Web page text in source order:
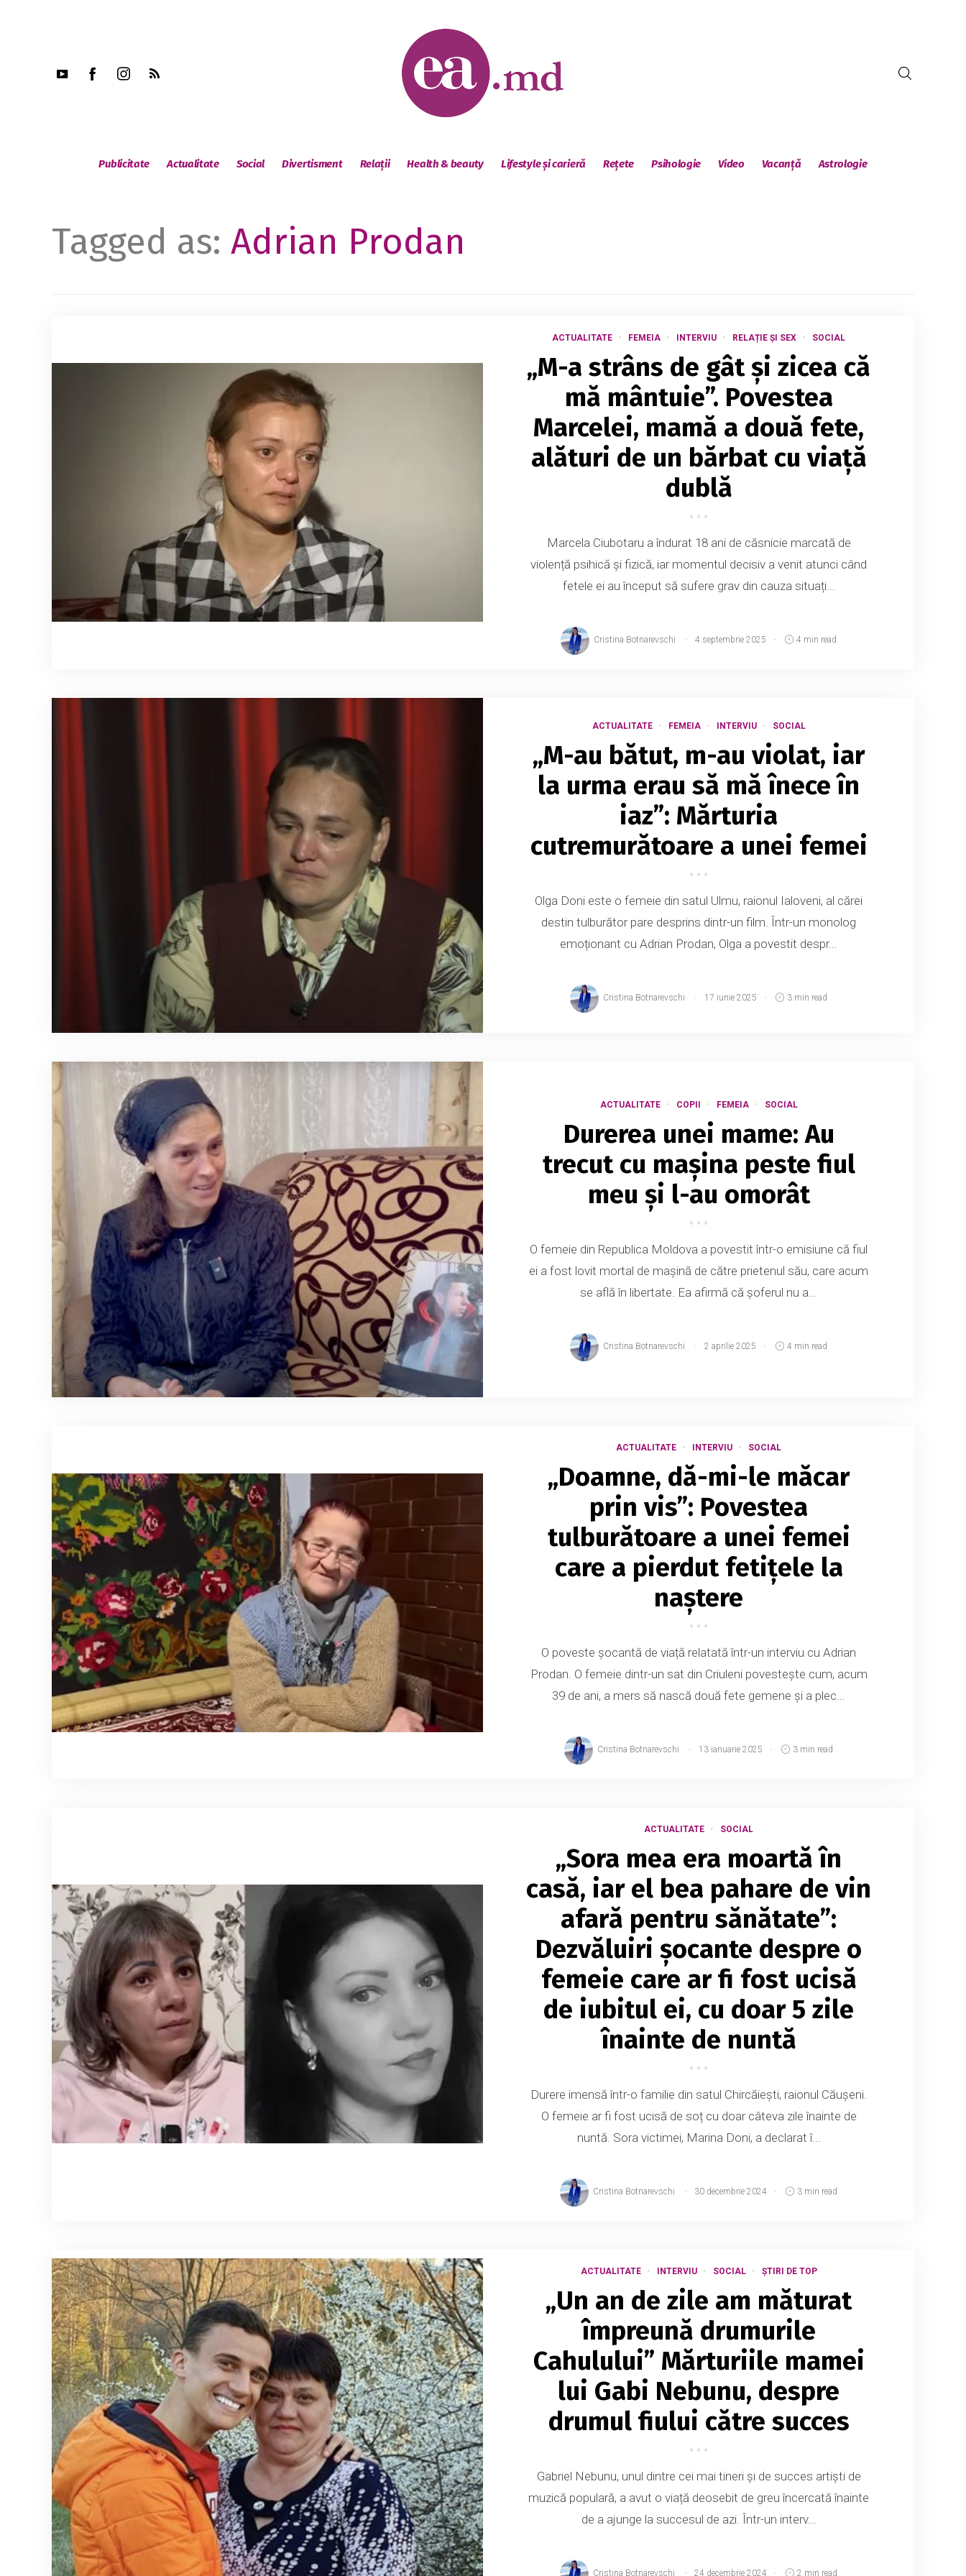
Publicitate Actualitate Social Divertisment Relații Health & beauty Lifestyle și carieră Rețete Psihologie Video Vacanță Astrologie
Tagged as: Adrian Prodan
ACTUALITATE FEMEIA INTERVIU RELAȚIE ȘI SEX SOCIAL
„M-a strâns de gât și zicea că
mă mântuie”. Povestea
Marcelei, mamă a două fete,
alături de un bărbat cu viață
dublă
Marcela Ciubotaru a îndurat 18 ani de căsnicie marcată de
violență psihică și fizică, iar momentul decisiv a venit atunci când
fetele ei au început să sufere grav din cauza situați...
Cristina Botnarevschi 4 septembrie 2025 4 min read
ACTUALITATE FEMEIA INTERVIU SOCIAL
„M-au bătut, m-au violat, iar
la urma erau să mă înece în
iaz”: Mărturia
cutremurătoare a unei femei
Olga Doni este o femeie din satul Ulmu, raionul Ialoveni, al cărei
destin tulburător pare desprins dintr-un film. Într-un monolog
emoționant cu Adrian Prodan, Olga a povestit despr...
Cristina Botnarevschi 17 iunie 2025 3 min read
ACTUALITATE COPII FEMEIA SOCIAL
Durerea unei mame: Au
trecut cu mașina peste fiul
meu și l-au omorât
O femeie din Republica Moldova a povestit într-o emisiune că fiul
ei a fost lovit mortal de mașină de către prietenul său, care acum
se află în libertate. Ea afirmă că șoferul nu a...
Cristina Botnarevschi 2 aprilie 2025 4 min read
ACTUALITATE INTERVIU SOCIAL
„Doamne, dă-mi-le măcar
prin vis”: Povestea
tulburătoare a unei femei
care a pierdut fetițele la
naștere
O poveste șocantă de viață relatată într-un interviu cu Adrian
Prodan. O femeie dintr-un sat din Criuleni povestește cum, acum
39 de ani, a mers să nască două fete gemene și a plec...
Cristina Botnarevschi 13 ianuarie 2025 3 min read
ACTUALITATE SOCIAL
„Sora mea era moartă în
casă, iar el bea pahare de vin
afară pentru sănătate”:
Dezvăluiri șocante despre o
femeie care ar fi fost ucisă
de iubitul ei, cu doar 5 zile
înainte de nuntă
Durere imensă într-o familie din satul Chircăiești, raionul Căușeni.
O femeie ar fi fost ucisă de soț cu doar câteva zile înainte de
nuntă. Sora victimei, Marina Doni, a declarat î...
Cristina Botnarevschi 30 decembrie 2024 3 min read
ACTUALITATE INTERVIU SOCIAL ȘTIRI DE TOP
„Un an de zile am măturat
împreună drumurile
Cahulului” Mărturiile mamei
lui Gabi Nebunu, despre
drumul fiului către succes
Gabriel Nebunu, unul dintre cei mai tineri și de succes artiști de
muzică populară, a avut o viață deosebit de greu încercată înainte
de a ajunge la succesul de azi. Într-un interv...
Cristina Botnarevschi 24 decembrie 2024 2 min read